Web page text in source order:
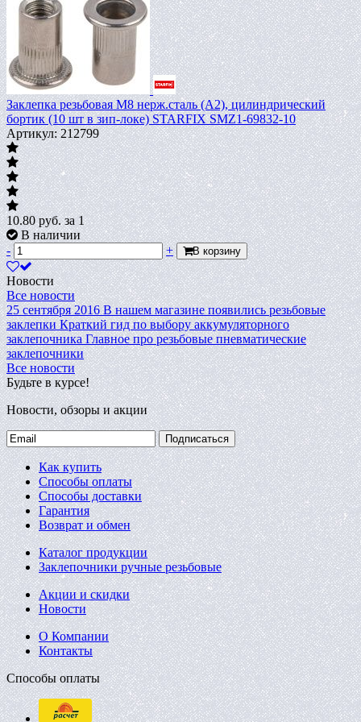
Заклепка резьбовая М8 нерж.сталь (А2), цилиндрический
бортик (10 шт в зип-локе) STARFIX SMZ1-69832-10
Артикул: 212799
10.80руб.за 1
В наличии
-
+ В корзину
Новости
Все новости
25 сентября 2016 В нашем магазине появились резьбовые
заклепки Краткий гид по выбору аккумуляторного
заклепочника Главное про резьбовые пневматические
заклепочники
Все новости
Будьте в курсе!
Новости, обзоры и акции
Подписаться
Как купить
Способы оплаты
Способы доставки
Гарантия
Возврат и обмен
Каталог продукции
Заклепочники ручные резьбовые
Акции и скидки
Новости
О Компании
Контакты
Способы оплаты